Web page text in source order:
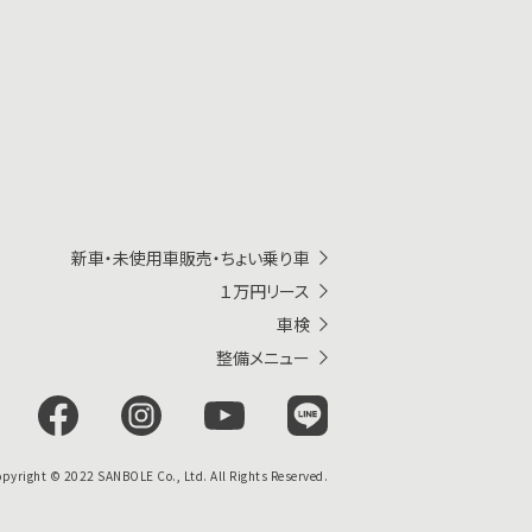
新車・未使用車販売・ちょい乗り車
１万円リース
車検
整備メニュー
© 2022 SANBOLE Co., Ltd. All Rights Reserved.